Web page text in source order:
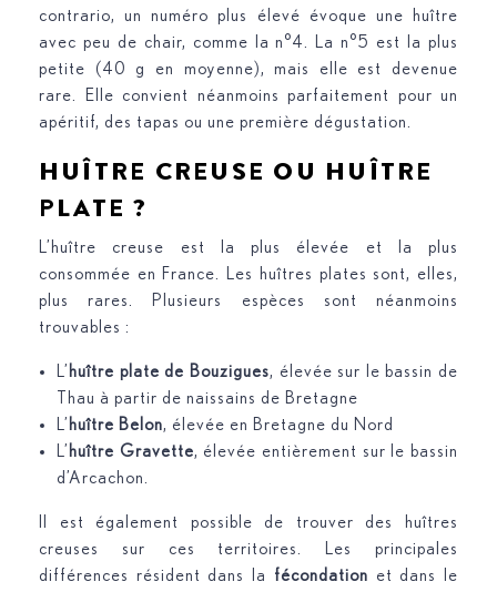
contrario, un numéro plus élevé évoque une huître
avec peu de chair, comme la n°4. La n°5 est la plus
petite (40 g en moyenne), mais elle est devenue
rare. Elle convient néanmoins parfaitement pour un
apéritif, des tapas ou une première dégustation.
HUÎTRE CREUSE OU HUÎTRE
PLATE ?
L’huître creuse est la plus élevée et la plus
consommée en France. Les huîtres plates sont, elles,
plus rares. Plusieurs espèces sont néanmoins
trouvables :
L’ huître plate de Bouzigues, élevée sur le bassin de
Thau à partir de naissains de Bretagne
L’ huître Belon, élevée en Bretagne du Nord
L’ huître Gravette, élevée entièrement sur le bassin
d’Arcachon.
Il est également possible de trouver des huîtres
creuses sur ces territoires. Les principales
différences résident dans la fécondation et dans le